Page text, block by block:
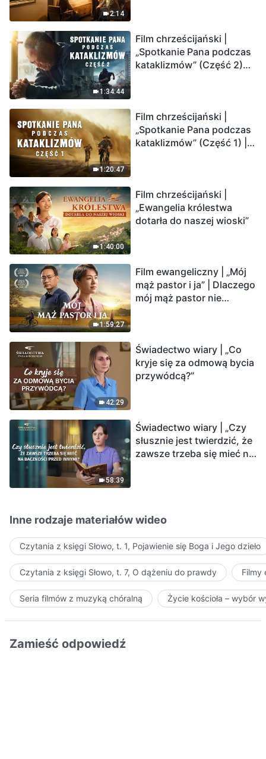
2:14
1:34:44
Film chrześcijański |
„Spotkanie Pana podczas
kataklizmów” (Część 2)
Ludzkość weszła w
odliczanie. Czy znalazłeś
już drogę ocalenia?
1:20:47
Film chrześcijański |
„Spotkanie Pana podczas
kataklizmów” (Część 1) |
1:40:00
Film chrześcijański |
„Ewangelia królestwa
dotarła do naszej wioski”
1:59:27
Film ewangeliczny | „Mój
mąż pastor i ja” | Dlaczego
mój mąż pastor nie
42:29
Świadectwo wiary | „Co
kryje się za odmową bycia
przywódcą?”
58:39
Świadectwo wiary | „Czy
słusznie jest twierdzić, że
zawsze trzeba się mieć na
Inne rodzaje materiałów wideo
Czytania z księgi Słowo, t. 1, Pojawienie się Boga i Jego dzieło
Czytania z księgi Słowo, t. 7, O dążeniu do prawdy Filmy
Seria filmów z muzyką chóralną Życie kościoła – wybór
Zamieść odpowiedź